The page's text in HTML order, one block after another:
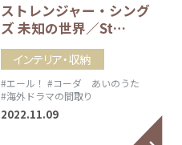
ストレンジャー・シング
ズ 未知の世界／St…
インテリア・収納
#エール！ #コーダ あいのうた
#海外ドラマの間取り
2022.11.09